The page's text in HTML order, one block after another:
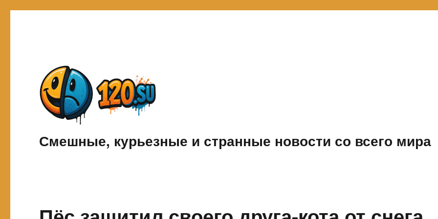
Смешные, курьезные и странные новости со всего мира